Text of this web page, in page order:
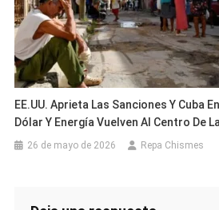
EE.UU. Aprieta Las Sanciones Y Cuba
Dólar Y Energía Vuelven Al Centro De
26 de mayo de 2026 Repa Chismes